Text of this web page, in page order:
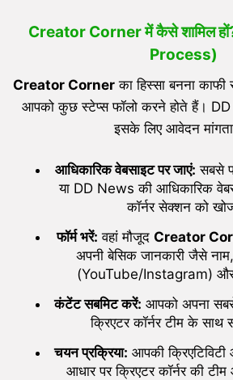
Creator Corner में कैसे शामिल
Process)
Creator Cornerका हिस्सा बनना
आपको कुछ स्टेप्स फॉलो करने होते हैं।
इसके लिए आवेदन
आधिकारिक वेबसाइट पर जाएं: सबसे
या DD News की आधिकारिक
कॉर्नर सेक्शन को
फॉर्म भरें: वहां मौजूद Creator
अपनी बेसिक जानकारी जैसे
(YouTube/Instagram) और
कंटेंट सबमिट करें: आपको अपना
क्रिएटर कॉर्नर टीम के साथ
चयन प्रक्रिया: आपकी
आधार पर क्रिएटर कॉर्नर की